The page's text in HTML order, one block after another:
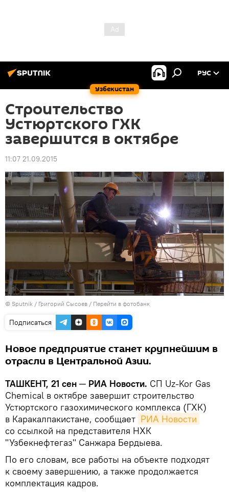
Узбекистан
РУС
Строительство
Устюртского ГХК
завершится в октябре
11:07 21.09.2015
© Sputnik / Григорий Сысоев / Перейти в фотобанк
Подписаться
Новое предприятие станет крупнейшим в
отрасли в Центральной Азии.
ТАШКЕНТ, 21 сен ─ РИА Новости. СП Uz-Kor Gas
Chemical в октябре завершит строительство
Устюртского газохимического комплекса (ГХК)
в Каракалпакистане, сообщает РИА Новости
со ссылкой на представителя НХК
"Узбекнефтегаз" Санжара Бердыева.
По его словам, все работы на объекте подходят
к своему завершению, а также продолжается
комплектация кадров.